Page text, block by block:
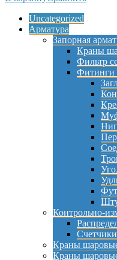
Uncategorized
Арматура
Запорная
Краны
Фильтр
Фитинги
Контрольно-
Краны
Краны